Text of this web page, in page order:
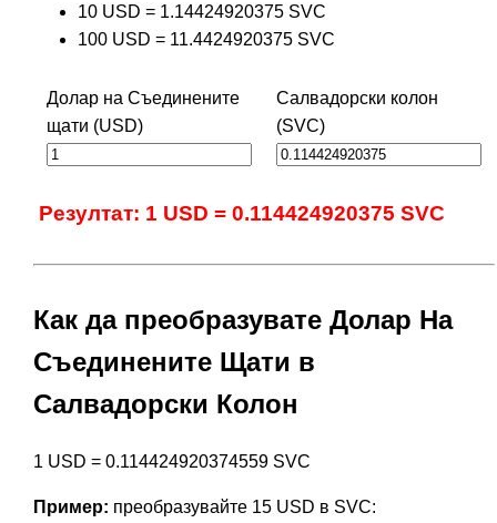
10 USD = 1.14424920375 SVC
100 USD = 11.4424920375 SVC
Долар на Съединените
щати (USD)
Салвадорски колон
(SVC)
Резултат: 1 USD = 0.114424920375 SVC
Как да преобразувате Долар На
Съединените Щати в
Салвадорски Колон
1 USD = 0.114424920374559 SVC
Пример: преобразувайте 15 USD в SVC: